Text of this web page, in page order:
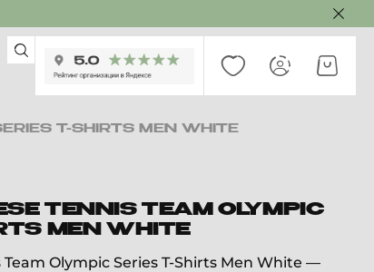
T-SHIRTS MEN WHITE
TENNIS TEAM OLYMPIC
MEN WHITE
Team Olympic Series T-Shirts Men White —